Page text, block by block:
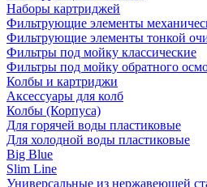
Наборы картриджей
Фильтрующие элементы
Фильтрующие элементы тонкой
Фильтры под мойку классические
Фильтры под мойку обратного
Колбы и картриджи
Аксессуары для колб
Колбы (Корпуса)
Для горячей воды пластиковые
Для холодной воды пластиковые
Big Blue
Slim Line
Универсальные из нержавеющей